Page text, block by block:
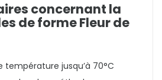
concernant la
de forme Fleur de
jusqu’à 70°C